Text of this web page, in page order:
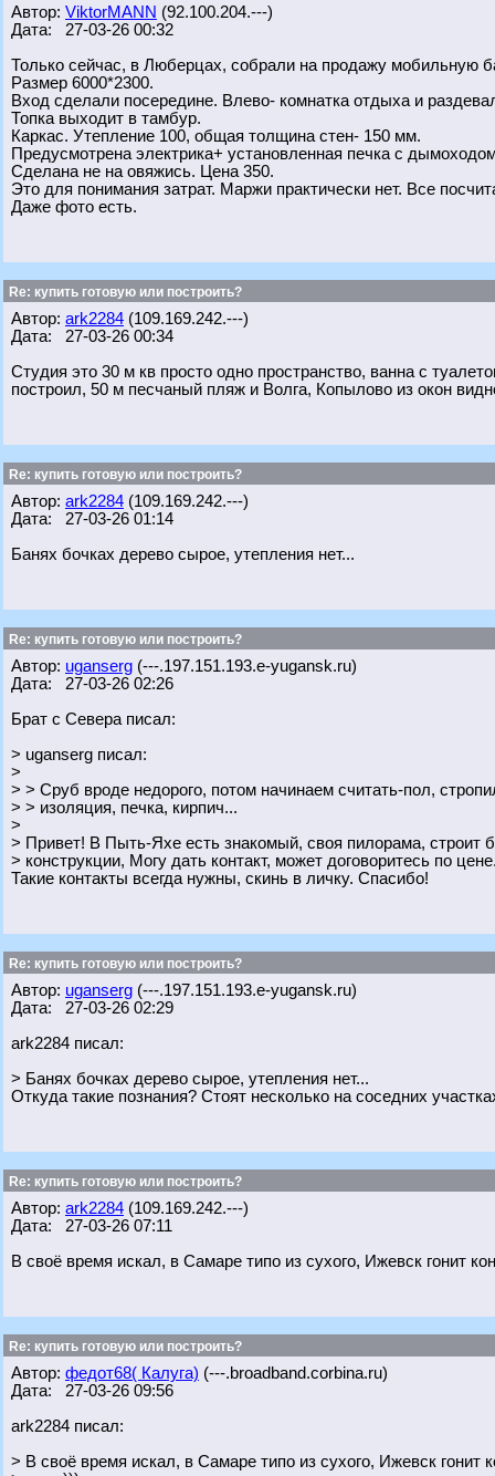
Автор: ViktorMANN (92.100.204.---)
Дата: 27-03-26 00:32
Только сейчас, в Люберцах, собрали на продажу мобильную
Размер 6000*2300.
Вход сделали посередине. Влево- комнатка отдыха и
Топка выходит в тамбур.
Каркас. Утепление 100, общая толщина стен- 150 мм.
Предусмотрена электрика+ установленная печка с
Сделана не на овяжись. Цена 350.
Это для понимания затрат. Маржи практически нет. Все
Даже фото есть.
Re: купить готовую или построить?
Автор: ark2284 (109.169.242.---)
Дата: 27-03-26 00:34
Студия это 30 м кв просто одно пространство, ванна с
построил, 50 м песчаный пляж и Волга, Копылово из окон
Re: купить готовую или построить?
Автор: ark2284 (109.169.242.---)
Дата: 27-03-26 01:14
Банях бочках дерево сырое, утепления нет...
Re: купить готовую или построить?
Автор: uganserg (---.197.151.193.e-yugansk.ru)
Дата: 27-03-26 02:26
Брат с Севера писал:
> uganserg писал:
>
> > Сруб вроде недорого, потом начинаем считать-пол,
> > изоляция, печка, кирпич...
>
> Привет! В Пыть-Яхе есть знакомый, своя пилорама, строит
> конструкции, Могу дать контакт, может договоритесь по
Такие контакты всегда нужны, скинь в личку. Спасибо!
Re: купить готовую или построить?
Автор: uganserg (---.197.151.193.e-yugansk.ru)
Дата: 27-03-26 02:29
ark2284 писал:
> Банях бочках дерево сырое, утепления нет...
Откуда такие познания? Стоят несколько на соседних
Re: купить готовую или построить?
Автор: ark2284 (109.169.242.---)
Дата: 27-03-26 07:11
В своё время искал, в Самаре типо из сухого, Ижевск гонит
Re: купить готовую или построить?
Автор: федот68( Калуга) (---.broadband.corbina.ru)
Дата: 27-03-26 09:56
ark2284 писал:
> В своё время искал, в Самаре типо из сухого, Ижевск гонит